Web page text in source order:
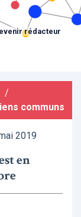
rédacteur
/
communs
2019
en